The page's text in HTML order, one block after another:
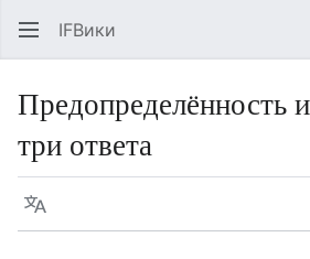
IFВики
Предопределённость
три ответа
Язык